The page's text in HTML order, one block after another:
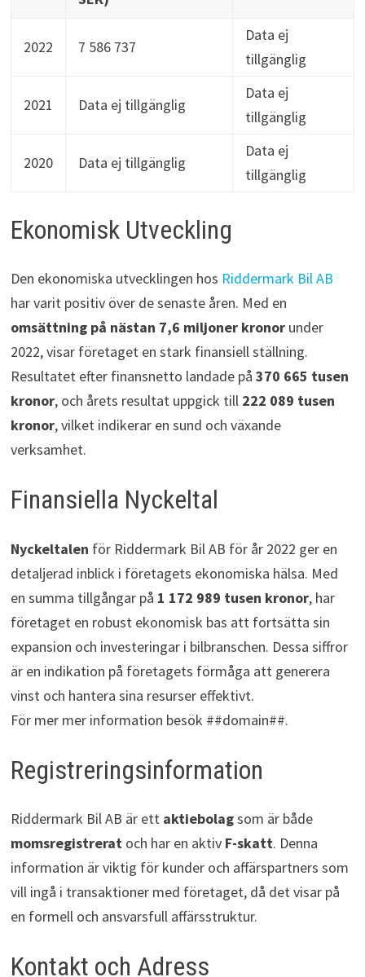
2022 7 586 737
Data ej
tillgänglig
2021 Data ej tillgänglig
Data ej
tillgänglig
2020 Data ej tillgänglig
Data ej
tillgänglig
Ekonomisk Utveckling
Den ekonomiska utvecklingen hos Riddermark Bil AB
har varit positiv över de senaste åren. Med en
omsättning på nästan 7,6 miljoner kronorunder
2022, visar företaget en stark finansiell ställning.
Resultatet efter finansnetto landade på 370 665 tusen
kronor, och årets resultat uppgick till 222 089 tusen
kronor, vilket indikerar en sund och växande
verksamhet.
Finansiella Nyckeltal
Nyckeltalen för Riddermark Bil AB för år 2022 ger en
detaljerad inblick i företagets ekonomiska hälsa. Med
en summa tillgångar på 1 172 989 tusen kronor, har
företaget en robust ekonomisk bas att fortsätta sin
expansion och investeringar i bilbranschen. Dessa siffror
är en indikation på företagets förmåga att generera
vinst och hantera sina resurser effektivt.
För mer mer information besök ##domain##.
Registreringsinformation
Riddermark Bil AB är ett aktiebolagsom är både
momsregistreratoch har en aktiv F-skatt. Denna
information är viktig för kunder och affärspartners som
vill ingå i transaktioner med företaget, då det visar på
en formell och ansvarsfull affärsstruktur.
Kontakt och Adress